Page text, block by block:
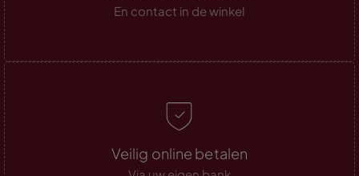
En contact in de winkel
Veilig online betalen